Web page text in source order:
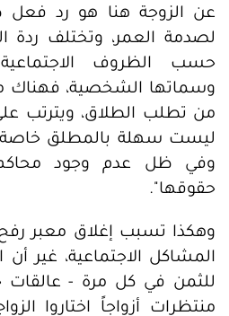
عن الزوجة هنا هو رد فعل
لصدمة العمر، وتختلف ردة
حسب الظروف
وسماتها الشخصية، فهناك
من تطلب الطلاق، ويترتب
ليست سهلة بالمطلق
وفي ظل عدم وجود
حقوقها".
وهكذا تسبب إغلاق معبر
المشاكل الاجتماعية، غير أن
للثمن في كل مرة - عالقات
منتظرات أزواجاً اختاروا